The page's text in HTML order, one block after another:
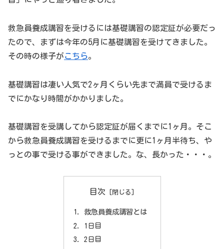
救急員養成講習を受けるには基礎講習の認定証が必要だっ
たので、まずは今年の5月に基礎講習を受けてきました。
その時の様子がこちら。
基礎講習は凄い人気で2ヶ月くらい先まで満員で受けるま
でにかなり時間がかかりました。
基礎講習を受講してから認定証が届くまでに1ヶ月。そこ
から救急員養成講習を受けるまでに更に1ヶ月半待ち、や
っとの事で受ける事ができました。な、長かった・・・。
目次
救急員養成講習とは
1日目
2日目